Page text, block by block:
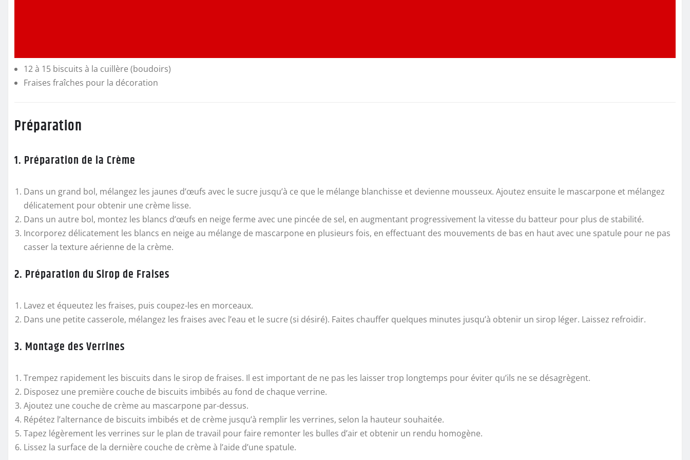
12 à 15 biscuits à la cuillère (boudoirs)
Fraises fraîches pour la décoration
Préparation
1. Préparation de la Crème
Dans un grand bol, mélangez les jaunes d’œufs avec le sucre jusqu’à ce que le mélange blanchisse et devienne mousseux. Ajoutez ensuite le mascarpone et mélangez
délicatement pour obtenir une crème lisse.
Dans un autre bol, montez les blancs d’œufs en neige ferme avec une pincée de sel, en augmentant progressivement la vitesse du batteur pour plus de stabilité.
Incorporez délicatement les blancs en neige au mélange de mascarpone en plusieurs fois, en effectuant des mouvements de bas en haut avec une spatule pour ne pas
casser la texture aérienne de la crème.
2. Préparation du Sirop de Fraises
Lavez et équeutez les fraises, puis coupez-les en morceaux.
Dans une petite casserole, mélangez les fraises avec l’eau et le sucre (si désiré). Faites chauffer quelques minutes jusqu’à obtenir un sirop léger. Laissez refroidir.
3. Montage des Verrines
Trempez rapidement les biscuits dans le sirop de fraises. Il est important de ne pas les laisser trop longtemps pour éviter qu’ils ne se désagrègent.
Disposez une première couche de biscuits imbibés au fond de chaque verrine.
Ajoutez une couche de crème au mascarpone par-dessus.
Répétez l’alternance de biscuits imbibés et de crème jusqu’à remplir les verrines, selon la hauteur souhaitée.
Tapez légèrement les verrines sur le plan de travail pour faire remonter les bulles d’air et obtenir un rendu homogène.
Lissez la surface de la dernière couche de crème à l’aide d’une spatule.